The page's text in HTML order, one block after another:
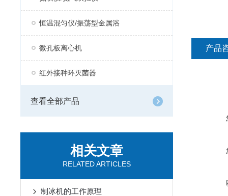
恒温混匀仪/振荡型金属浴
微孔板离心机
红外接种环灭菌器
查看全部产品
相关文章
RELATED ARTICLES
制冰机的工作原理
产品